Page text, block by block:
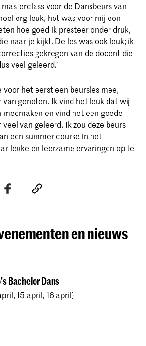
masterclass voor de Dansbeurs van
erg leuk, het was voor mij een
hoe goed ik presteer onder druk,
naar je kijkt. De les was ook leuk; ik
gekregen van de docent die
veel geleerd.’
voor het eerst een beursles mee,
van genoten. Ik vind het leuk dat wij
en vind het een goede
van geleerd. Ik zou deze beurs
een summer course in het
leuke en leerzame ervaringen op te
en nieuws
Bachelor Dans
15 april, 16 april)